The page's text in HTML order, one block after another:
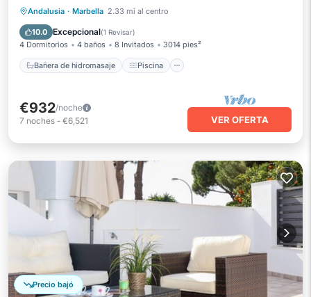
Andalusia · Marbella 2.33 mi al centro
10.0 Excepcional(1 Revisar)
4 Dormitorios 4 baños 8 Invitados 3014 pies²
Bañera de hidromasaje Piscina
Bañera de hidromasaje
Balcón/Terraza
€932/noche
7 noches - €6,521 VER OFERTA
Precio bajó